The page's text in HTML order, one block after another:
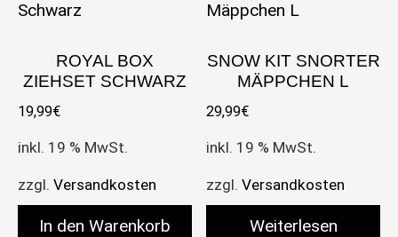
ROYAL BOX
ZIEHSET SCHWARZ
19,99€
inkl. 19 % MwSt.
zzgl. Versandkosten
In den Warenkorb
SNOW KIT SNORTER
MÄPPCHEN L
29,99€
inkl. 19 % MwSt.
zzgl.Versandkosten
Weiterlesen